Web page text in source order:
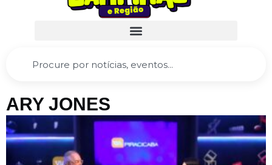
ARY JONES